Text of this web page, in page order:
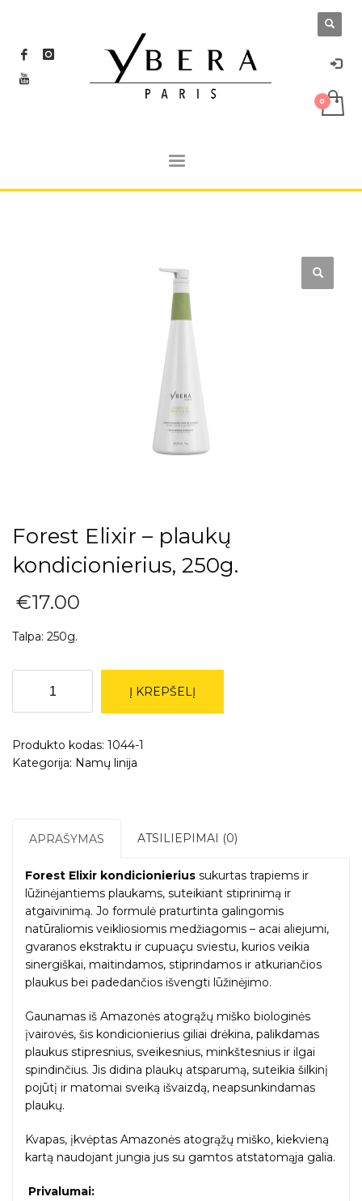
Forest Elixir – plaukų
kondicionierius, 250g.
€17.00
Talpa: 250g.
Forest
–
plaukų
Į KREPŠELĮ
Produkto kodas: 1044-1
Kategorija: Namų linija
APRAŠYMAS ATSILIEPIMAI (0)
Forest Elixir kondicionierius sukurtas trapiems ir
lūžinėjantiems plaukams, suteikiant stiprinimą ir
atgaivinimą. Jo formulė praturtinta galingomis
natūraliomis veikliosiomis medžiagomis – acai aliejumi,
gvaranos ekstraktu ir cupuaçu sviestu, kurios veikia
sinergiškai, maitindamos, stiprindamos ir atkuriančios
plaukus bei padedančios išvengti lūžinėjimo.
Gaunamas iš Amazonės atogrąžų miško biologinės
įvairovės, šis kondicionierius giliai drėkina, palikdamas
plaukus stipresnius, sveikesnius, minkštesnius ir ilgai
spindinčius. Jis didina plaukų atsparumą, suteikia šilkinį
pojūtį ir matomai sveiką išvaizdą, neapsunkindamas
plaukų.
Kvapas, įkvėptas Amazonės atogrąžų miško, kiekvieną
kartą naudojant jungia jus su gamtos atstatomąja galia.
Privalumai: